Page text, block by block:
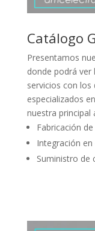
Catálogo
Presentamos
donde podrá ver
servicios con los
especializados
nuestra principal
Fabricación
Integración
Suministro de